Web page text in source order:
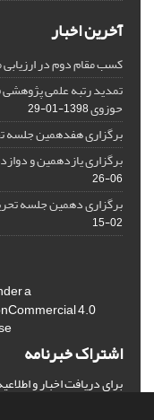
آخرین اخبار
کسب مقام دوم در
تمدید رتبه علمی
حوزوی1398-01-29
برگزاری هفدهمین جلسه
برگزاری یازدهمین و
06-26
برگزاری دهمین جلسه
02-15
a
4.0
اشتراک خبرنامه
برای دریافت اخبار و